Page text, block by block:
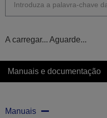
A carregar... Aguarde...
Manuais e documentação
Manuais